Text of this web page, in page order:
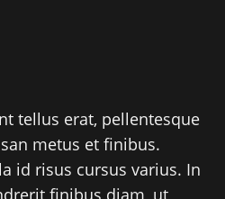
tellus erat, pellentesque
metus et finibus.
id risus cursus varius. In